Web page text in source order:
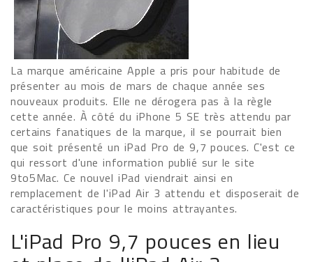
La marque américaine Apple a pris pour habitude de
présenter au mois de mars de chaque année ses
nouveaux produits. Elle ne dérogera pas à la règle
cette année. À côté du iPhone 5 SE très attendu par
certains fanatiques de la marque, il se pourrait bien
que soit présenté un iPad Pro de 9,7 pouces. C'est ce
qui ressort d'une information publié sur le site
9to5Mac. Ce nouvel iPad viendrait ainsi en
remplacement de l'iPad Air 3 attendu et disposerait de
caractéristiques pour le moins attrayantes.
L'iPad Pro 9,7 pouces en lieu